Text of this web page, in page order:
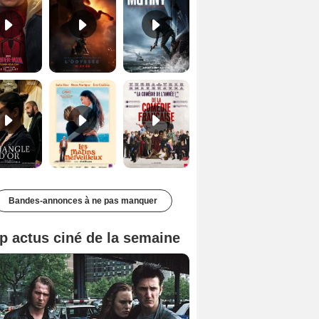
Les Matins merveilleux Bande-annonce VF De la Comédie-Française Teaser VF
Bandes-annonces à ne pas manquer
actus ciné de la semaine